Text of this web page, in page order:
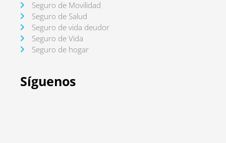
Seguro de Movilidad
Seguro de Salud
Seguro de vida deudor
Seguro de Vida
Seguro de hogar
Síguenos